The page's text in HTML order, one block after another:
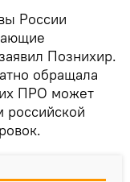
России
Познихир.
обращала
их ПРО может
российской